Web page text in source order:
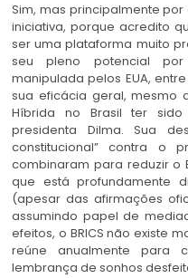
Sim, mas principalmente
iniciativa, porque acredito
ser uma plataforma muito
seu pleno potencial
manipulada pelos EUA,
sua eficácia geral, mesmo
Híbrida no Brasil ter
presidenta Dilma. Sua
constitucional” contra o
combinaram para reduzir o
que está profundamente
(apesar das afirmações
assumindo papel de
efeitos, o BRICS não existe
reúne anualmente para
lembrança de sonhos